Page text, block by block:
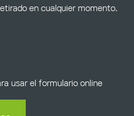
en cualquier momento.
usar el formulario online